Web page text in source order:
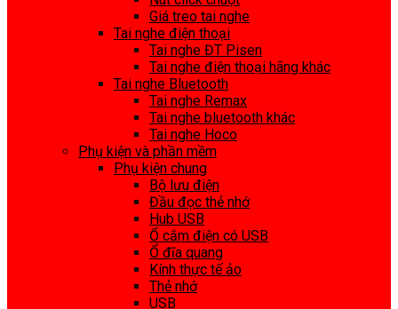
Giá treo tai nghe
Tai nghe điện thoại
Tai nghe ĐT Pisen
Tai nghe điện thoại hãng khác
Tai nghe Bluetooth
Tai nghe Remax
Tai nghe bluetooth khác
Tai nghe Hoco
Phụ kiện và phần mềm
Phụ kiện chung
Bộ lưu điện
Đầu đọc thẻ nhớ
Hub USB
Ổ cắm điện có USB
Ổ đĩa quang
Kính thực tế ảo
Thẻ nhớ
USB